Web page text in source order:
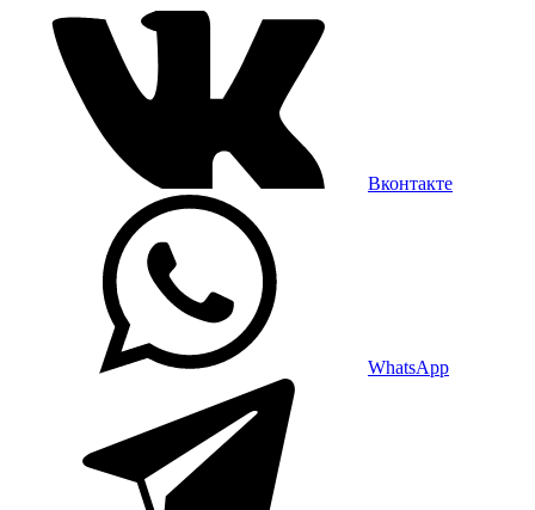
Вконтакте
WhatsApp